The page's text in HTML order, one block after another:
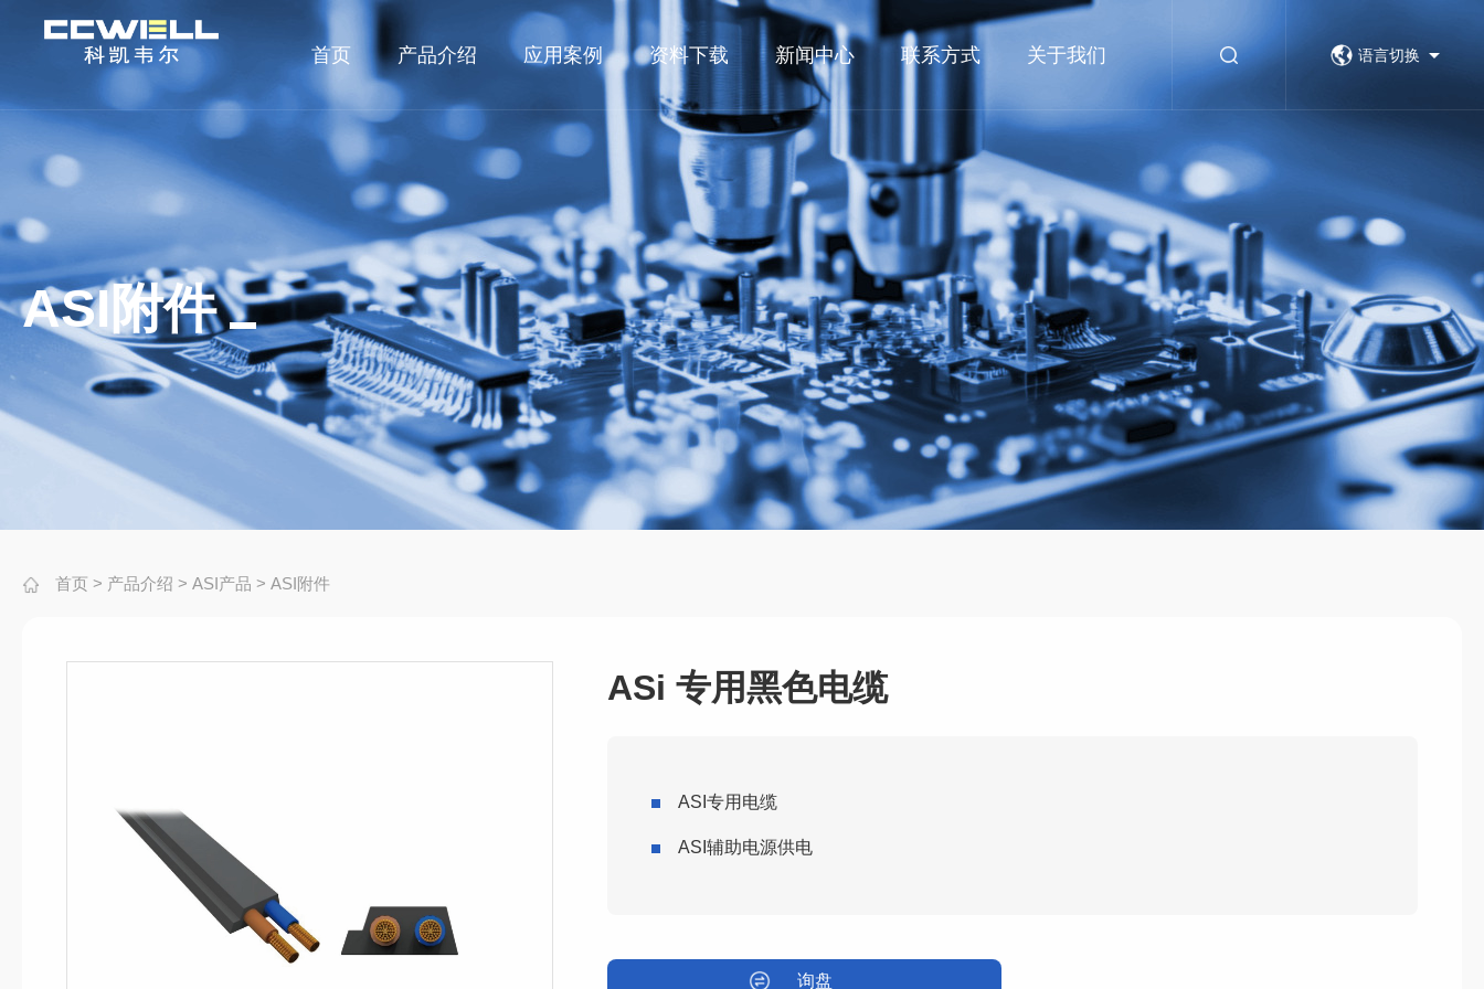
首页 产品介绍 应用案例 资料下载 新闻中心 联系方式 关于我们 语言切换
ASI附件
首页 > 产品介绍 > ASI产品 > ASI附件
ASi 专用黑色电缆
ASI专用电缆
ASI辅助电源供电
询盘